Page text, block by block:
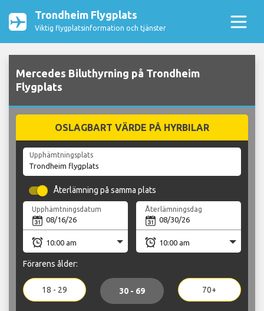
Trondheim Flygplats
Viktig flygplatsinformation och tjänster
Mercedes Biluthyrning på Trondheim
Flygplats
OSLAGBART VÄRDE PÅ HYRBILAR
Upphämtningsplats
Återlämning på samma plats
Upphämtningsdatum Återlämningsdag
Förarens ålder:
18 - 29 30 - 69 70+